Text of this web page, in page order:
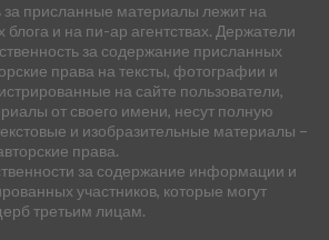
за присланные материалы лежит на
блога и на пи-ар агентствах. Держатели
за содержание присланных
права на тексты, фотографии и
на сайте пользователи,
от своего имени, несут полную
и изобразительные материалы –
права.
за содержание информации и
участников, которые могут
третьим лицам.